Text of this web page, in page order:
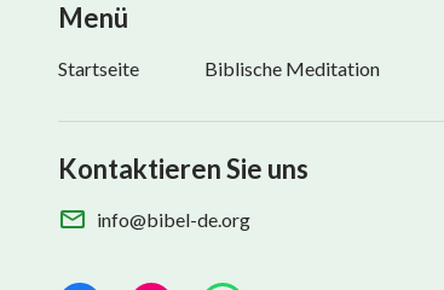
Menü
Startseite Biblische Meditation
Kontaktieren Sie uns
info@bibel-de.org